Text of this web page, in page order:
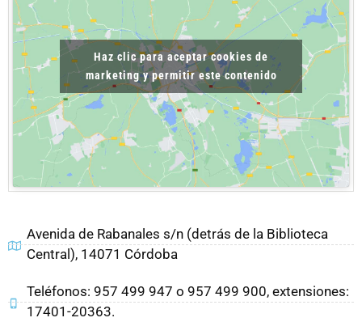
Haz clic para aceptar cookies de
marketing y permitir este contenido
Avenida de Rabanales s/n (detrás de la Biblioteca
Central), 14071 Córdoba
Teléfonos: 957 499 947 o 957 499 900, extensiones:
17401-20363.